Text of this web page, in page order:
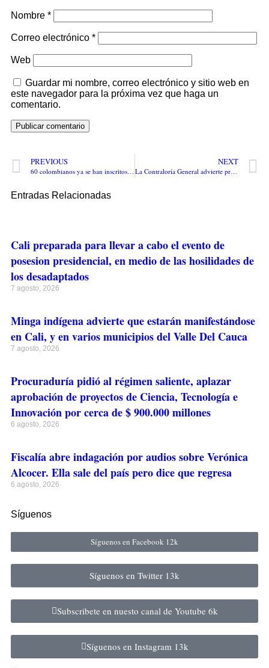
Nombre *
Correo electrónico *
Web
Guardar mi nombre, correo electrónico y sitio web en
este navegador para la próxima vez que haga un
comentario.
PREVIOUS
60 colombianos ya se han inscritos para reemplazar a Margarita Cabello en el cargo de Procurador General de la Nación
NEXT
La Contraloría General advierte presuntas irregularidades por $9.100 millones en el Ministerio del Interior.
Entradas Relacionadas
Cali preparada para llevar a cabo el evento de
posesion presidencial, en medio de las hosilidades de
los desadaptados
7 agosto, 2026
Minga indígena advierte que estarán manifestándose
en Cali, y en varios municipios del Valle Del Cauca
7 agosto, 2026
Procuraduría pidió al régimen saliente, aplazar
aprobación de proyectos de Ciencia, Tecnología e
Innovación por cerca de $ 900.000 millones
6 agosto, 2026
Fiscalía abre indagación por audios sobre Verónica
Alcocer. Ella sale del país pero dice que regresa
6 agosto, 2026
Síguenos
Síguenos en Facebook 12k
Síguenos en Twitter 13k
Subscribete en nuesto canal de Youtube 6k
Síguenos en Instagram 13k